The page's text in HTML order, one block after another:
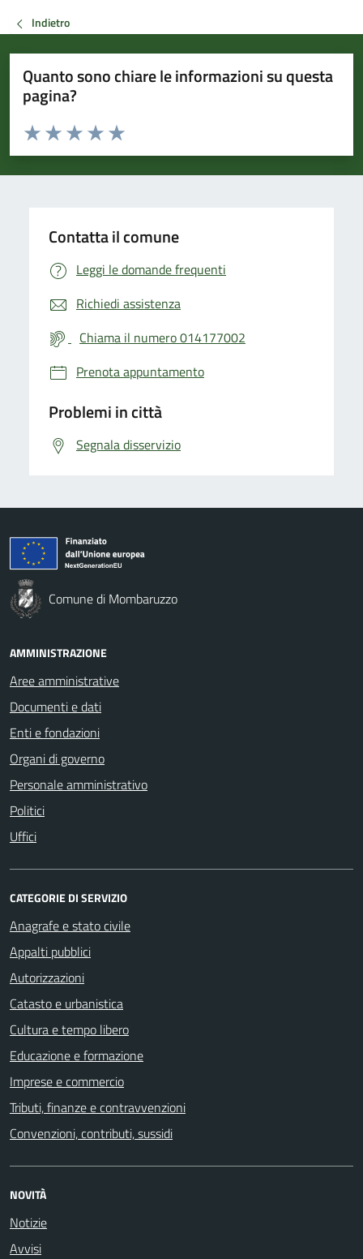
Indietro
Quanto sono chiare le informazioni su questa
pagina?
Valuta da 1 a 5 stelle la pagina
Valuta 5 stelle su 5
Valuta 4 stelle su 5
Valuta 3 stelle su 5
Valuta 2 stelle su 5
Valuta 1 stelle su 5
Contatta il comune
Leggi le domande frequenti
Richiedi assistenza
Chiama il numero 014177002
Prenota appuntamento
Problemi in città
Segnala disservizio
Comune di Mombaruzzo
AMMINISTRAZIONE
Aree amministrative
Documenti e dati
Enti e fondazioni
Organi di governo
Personale amministrativo
Politici
Uffici
CATEGORIE DI SERVIZIO
Anagrafe e stato civile
Appalti pubblici
Autorizzazioni
Catasto e urbanistica
Cultura e tempo libero
Educazione e formazione
Imprese e commercio
Tributi, finanze e contravvenzioni
Convenzioni, contributi, sussidi
NOVITÀ
Notizie
Avvisi